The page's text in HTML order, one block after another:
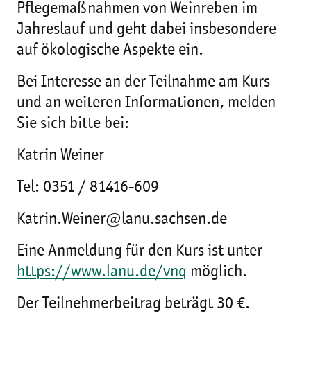
Pflegemaßnahmen von Weinreben im
Jahreslauf und geht dabei insbesondere
auf ökologische Aspekte ein.
Bei Interesse an der Teilnahme am Kurs
und an weiteren Informationen, melden
Sie sich bitte bei:
Katrin Weiner
Tel: 0351 / 81416-609
Katrin.Weiner@lanu.sachsen.de
Eine Anmeldung für den Kurs ist unter
https://www.lanu.de/vnq möglich.
Der Teilnehmerbeitrag beträgt 30 €.